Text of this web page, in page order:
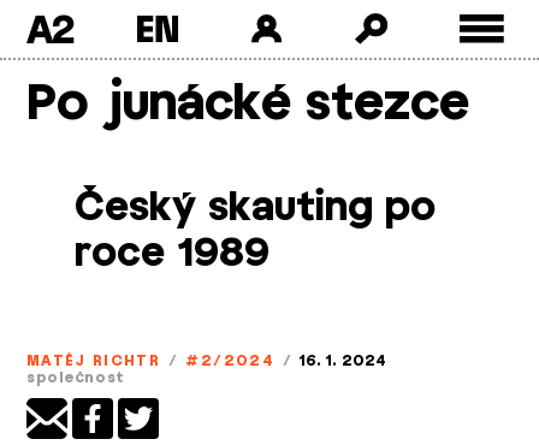
A2
Po junácké stezce
Český skauting po
roce 1989
MATĚJ RICHTR / #2/2024 / 16. 1. 2024
společnost